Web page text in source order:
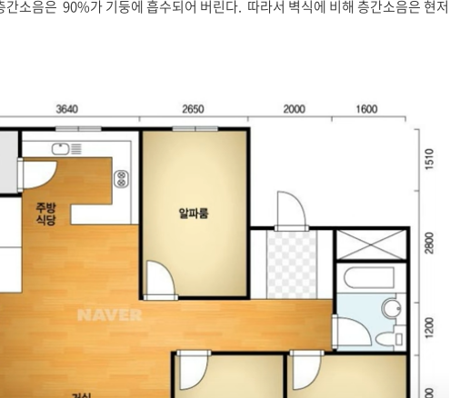
소음은 90%가 기둥에 흡수되어 버린다. 따라서 벽식에 비해 층간소음은 현저